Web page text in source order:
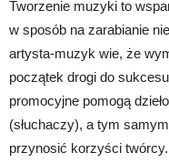
Tworzenie muzyki to
w sposób na zarabianie
artysta-muzyk wie, że
początek drogi do
promocyjne pomogą
(słuchaczy), a tym
przynosić korzyści twórcy.